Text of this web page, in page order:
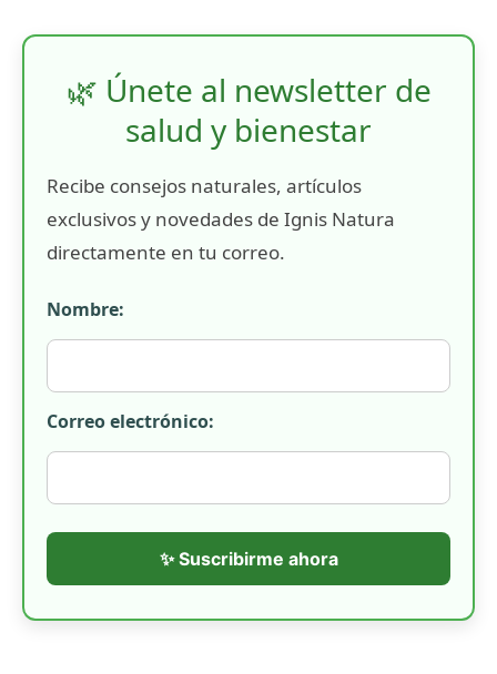
🌿 Únete al newsletter de
salud y bienestar
Recibe consejos naturales, artículos
exclusivos y novedades de Ignis Natura
directamente en tu correo.
Nombre:
Correo electrónico:
✨ Suscribirme ahora